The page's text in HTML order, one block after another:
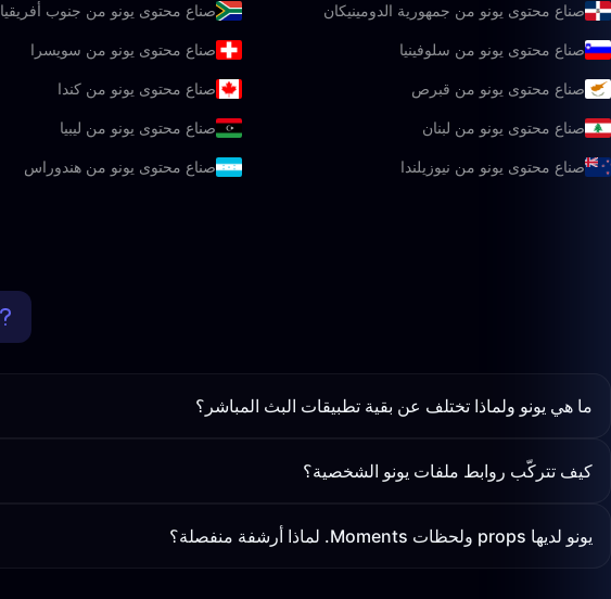
صناع محتوى يونو من جمهورية الدومينيكان صناع محتوى يونو من جنوب أفريقيا
صناع محتوى يونو من سلوفينيا صناع محتوى يونو من سويسرا
صناع محتوى يونو من قبرص صناع محتوى يونو من كندا
صناع محتوى يونو من لبنان صناع محتوى يونو من ليبيا
صناع محتوى يونو من نيوزيلندا صناع محتوى يونو من هندوراس
ما هي يونو ولماذا تختلف عن بقية تطبيقات البث المباشر؟
كيف تتركّب روابط ملفات يونو الشخصية؟
يونو لديها props ولحظات Moments. لماذا أرشفة منفصلة؟